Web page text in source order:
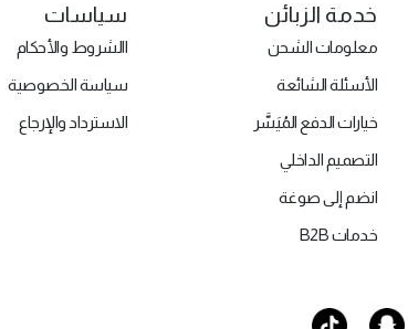
خدمة الزبائن
معلومات الشحن
الأسئلة الشائعة
خيارات الدفع المُيَسَّر
التصميم الداخلي
انضم إلى صوغة
خدمات B2B
سياسات
االشروط والأحكام
سياسة الخصوصية
الاسترداد والإرجاع